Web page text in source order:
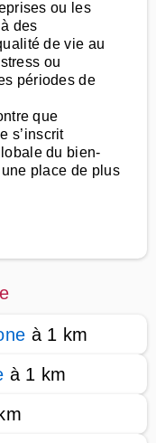
ou les
des
de vie au
ou
périodes de
que
s’inscrit
du bien-
place de plus
à 1 km
à 1 km